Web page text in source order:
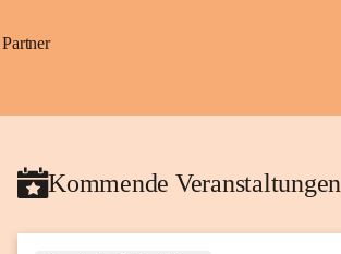
Partner
Kommende Veranstaltungen